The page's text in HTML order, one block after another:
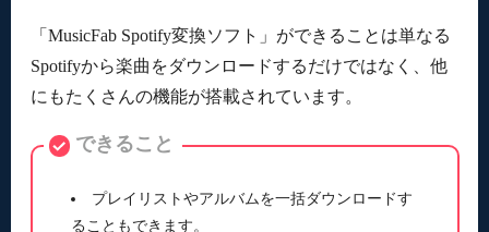
「MusicFab Spotify変換ソフト」ができることは単なる
Spotifyから楽曲をダウンロードするだけではなく、他
にもたくさんの機能が搭載されています。
できること
プレイリストやアルバムを一括ダウンロードす
ることもできます。